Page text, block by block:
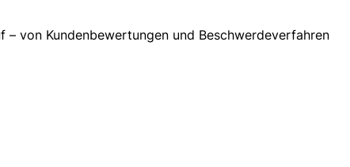
von Kundenbewertungen und Beschwerdeverfahren